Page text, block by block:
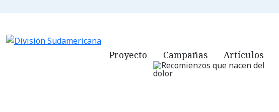
Proyecto Campañas Artículos